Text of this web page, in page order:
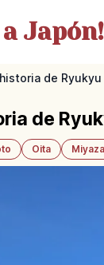
Japón!
de
de
Oita